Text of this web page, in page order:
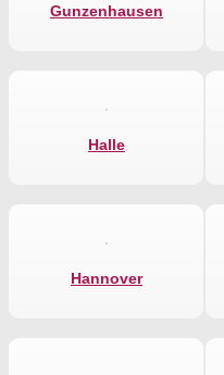
Gunzenhausen
Halle
Hannover